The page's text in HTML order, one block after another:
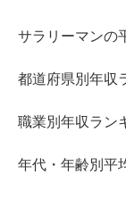
サラリーマンの
都道府県別年収
職業別年収ラン
年代・年齢別平